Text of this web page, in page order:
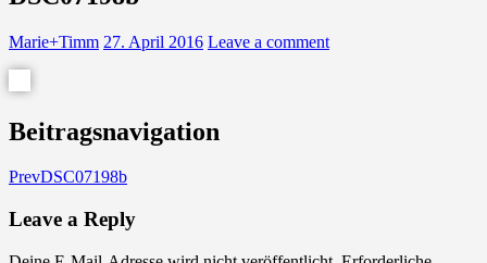
Marie+Timm 27. April 2016 Leave a comment
Beitragsnavigation
PrevDSC07198b
Leave a Reply